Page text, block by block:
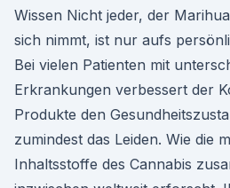
Wissen Nicht jeder, der
sich nimmt, ist nur aufs
Bei vielen Patienten mit
Erkrankungen verbessert der
Produkte den
zumindest das Leiden. Wie die
Inhaltsstoffe des Cannabis